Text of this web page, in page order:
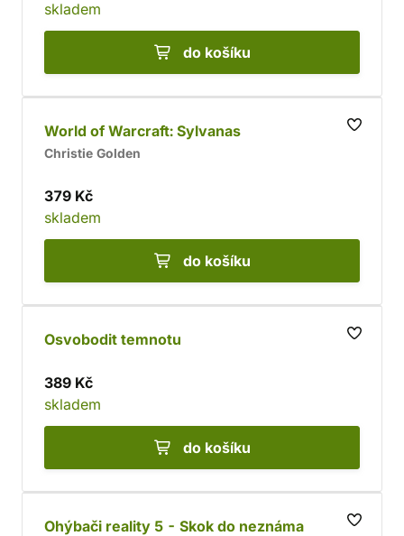
skladem
do košíku
World of Warcraft: Sylvanas
Christie Golden
379 Kč
skladem
do košíku
Osvobodit temnotu
389 Kč
skladem
do košíku
Ohýbači reality 5 - Skok do neznáma